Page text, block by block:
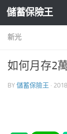
Skip to content
儲蓄保險王
新光
如何月存2
BY 儲蓄保險王 ·